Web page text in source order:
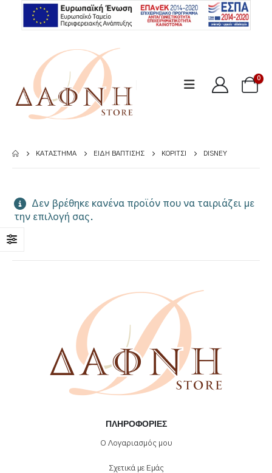
0
ΚΑΤΆΣΤΗΜΑ ΕΊΔΗ ΒΆΠΤΙΣΗΣ ΚΟΡΊΤΣΙ DISNEY
Δεν βρέθηκε κανένα προϊόν που να ταιριάζει με
την επιλογή σας.
ΠΛΗΡΟΦΟΡΊΕΣ
Ο Λογαριασμός μου
Σχετικά με Εμάς